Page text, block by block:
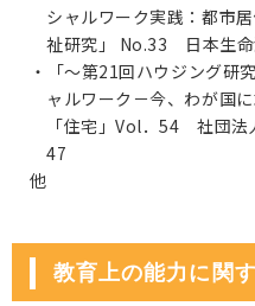
シャルワーク実践：都市
祉研究」 No.33 日本生
・「～第21回ハウジング研
ャルワーク－今、わが国
「住宅」Vol．54 社団
47
他
教育上の能力に関